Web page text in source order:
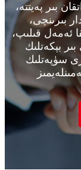
بىر پەيتتە،
بىرىنچى،
ئەمەل قىلىپ،
بېكەتلىك
سۈپەتلىك